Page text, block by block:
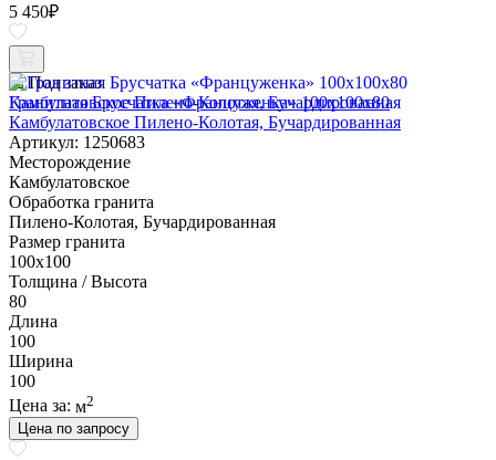
5 450₽
Под заказ
Гранитная Брусчатка «Француженка» 100х100x80
Камбулатовское Пилено-Колотая, Бучардированная
Артикул: 1250683
Месторождение
Камбулатовское
Обработка гранита
Пилено-Колотая, Бучардированная
Размер гранита
100х100
Толщина / Высота
80
Длина
100
Ширина
100
Цена за: м2
Цена по запросу